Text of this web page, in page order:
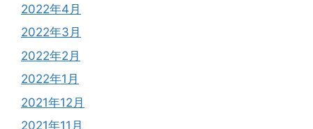
2022年4月
2022年3月
2022年2月
2022年1月
2021年12月
2021年11月